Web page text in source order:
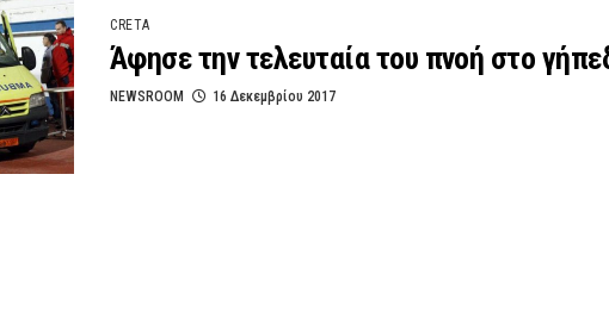
CRETA
Άφησε την τελευταία του πνοή στο
NEWSROOM 16 Δεκεμβρίου 2017